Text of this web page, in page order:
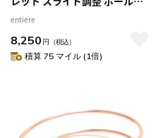
ザイン シルバー925 ロジウムメ
ッキ レディース
entiere
8,250 円 （税込）
積算 75 マイル (1倍)